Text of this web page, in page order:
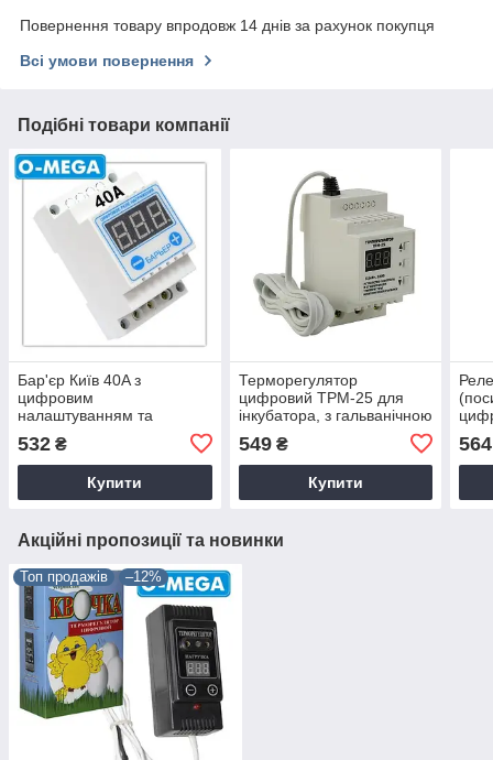
Повернення товару впродовж 14 днів за рахунок покупця
Всі умови повернення
Подібні товари компанії
Бар'єр Київ 40A з
цифровим
налаштуванням та
532 ₴
Купити
Терморегулятор
цифровий ТРМ-25 для
інкубатора, з гальванічною
(-40...+110)
549₴
Купити
564
Акційні пропозиції та новинки
Топ продажів –12%